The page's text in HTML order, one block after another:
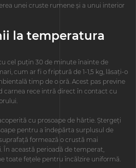
unei cruste rumene și a unui interior
la temperatura
cel puțin 30 de minute înainte de
cum ar fi o friptură de 1-1,5 kg, lăsați-o
timp de o oră. Acest pas previne
carnea rece intră direct în contact cu
cu prosoape de hârtie. Ștergeți
pentru a îndepărta surplusul de
formează o crustă mai
această perioadă de temperat,
toate fețele pentru încălzire uniformă.